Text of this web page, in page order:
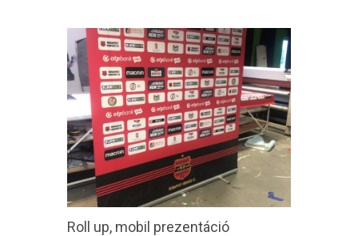
Roll up, mobil prezentáció